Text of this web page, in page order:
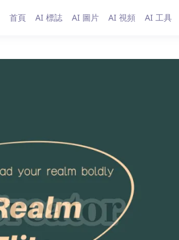
首頁 AI 標誌 AI 圖片 AI 視頻 AI 工具